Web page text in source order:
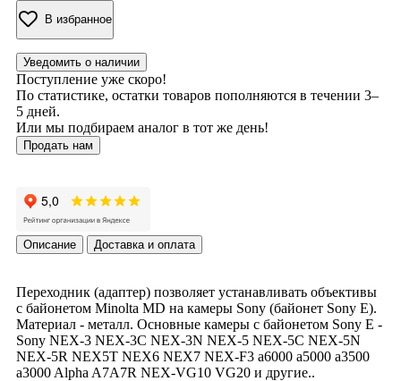
В избранное
Уведомить о наличии
Поступление уже скоро!
По статистике, остатки товаров пополняются в течении 3–
5 дней.
Или мы подбираем аналог в тот же день!
Продать нам
Описание Доставка и оплата
Переходник (адаптер) позволяет устанавливать объективы
с байонетом Minolta MD на камеры Sony (байонет Sony E).
Материал - металл. Основные камеры с байонетом Sony E -
Sony NEX-3 NEX-3C NEX-3N NEX-5 NEX-5C NEX-5N
NEX-5R NEX5T NEX6 NEX7 NEX-F3 a6000 a5000 a3500
a3000 Alpha A7A7R NEX-VG10 VG20 и другие..